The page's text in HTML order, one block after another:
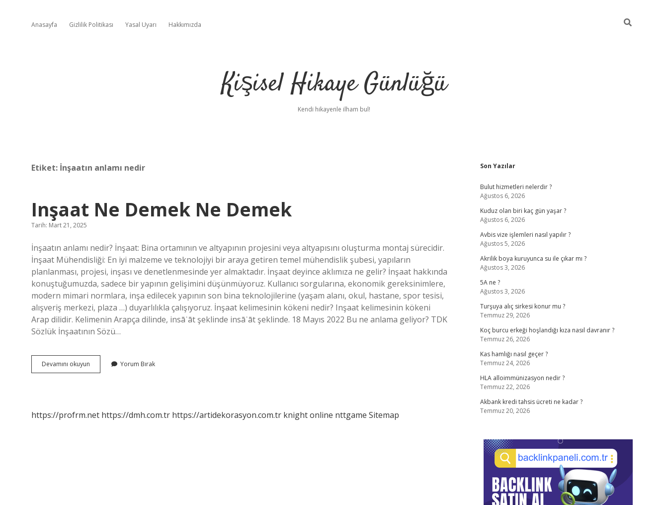
Anasayfa Gizlilik Politikası Yasal Uyarı Hakkımızda
Kişisel Hikaye Günlüğü
Kendi hikayenle ilham bul!
Etiket: İnşaatın anlamı nedir
Inşaat Ne Demek Ne Demek
Tarih: Mart 21, 2025
İnşaatın anlamı nedir? İnşaat: Bina ortamının ve altyapının projesini veya altyapısını oluşturma montaj sürecidir.
İnşaat Mühendisliği: En iyi malzeme ve teknolojiyi bir araya getiren temel mühendislik şubesi, yapıların
planlanması, projesi, inşası ve denetlenmesinde yer almaktadır. İnşaat deyince aklımıza ne gelir? İnşaat hakkında
konuştuğumuzda, sadece bir yapının gelişimini düşünmüyoruz. Kullanıcı sorgularına, ekonomik gereksinimlere,
modern mimari normlara, inşa edilecek yapının son bina teknolojilerine (yaşam alanı, okul, hastane, spor tesisi,
alışveriş merkezi, plaza …) duyarlılıkla çalışıyoruz. İnşaat kelimesinin kökeni nedir? Inşaat kelimesinin kökeni
Arap dilidir. Kelimenin Arapça dilinde, insāʾāt şeklinde insāʾāt şeklinde. 18 Mayıs 2022 Bu ne anlama geliyor? TDK
Sözlük İnşaatının Sözü…
Devamını okuyun
Ne
Yorum Bırak
https://profrm.net https://dmh.com.tr https://artidekorasyon.com.tr knight online nttgame Sitemap
Sidebar
Son Yazılar
Bulut hizmetleri nelerdir ?
Ağustos 6, 2026
Kuduz olan biri kaç gün yaşar ?
Ağustos 6, 2026
Avbis vize işlemleri nasıl yapılır ?
Ağustos 5, 2026
Akrilik boya kuruyunca su ile çıkar mı ?
Ağustos 3, 2026
5A ne ?
Ağustos 3, 2026
Turşuya alıç sirkesi konur mu ?
Temmuz 29, 2026
Koç burcu erkeği hoşlandığı kıza nasıl davranır ?
Temmuz 26, 2026
Kas hamlığı nasıl geçer ?
Temmuz 24, 2026
HLA alloimmünizasyon nedir ?
Temmuz 22, 2026
Akbank kredi tahsis ücreti ne kadar ?
Temmuz 20, 2026